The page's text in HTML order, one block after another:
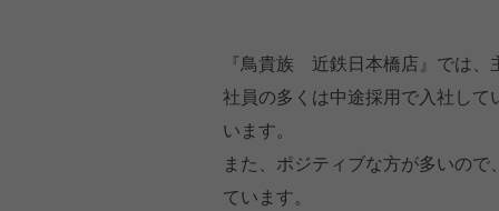
『鳥貴族 近鉄日本橋店』では
社員の多くは中途採用で入社し
います。
また、ポジティブな方が多いの
ています。